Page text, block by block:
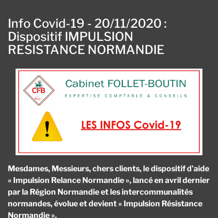
Info Covid-19 - 20/11/2020 :
Dispositif IMPULSION
RESISTANCE NORMANDIE
Mesdames, Messieurs, chers clients, le dispositif d’aide
« Impulsion Relance Normandie », lancé en avril dernier
par la Région Normandie et les intercommunalités
normandes, évolue et devient « Impulsion Résistance
Normandie ».